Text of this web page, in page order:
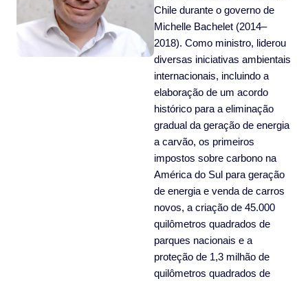
Chile durante o governo de
Michelle Bachelet (2014–
2018). Como ministro, liderou
diversas iniciativas ambientais
internacionais, incluindo a
elaboração de um acordo
histórico para a eliminação
gradual da geração de energia
a carvão, os primeiros
impostos sobre carbono na
América do Sul para geração
de energia e venda de carros
novos, a criação de 45.000
quilômetros quadrados de
parques nacionais e a
proteção de 1,3 milhão de
quilômetros quadrados de